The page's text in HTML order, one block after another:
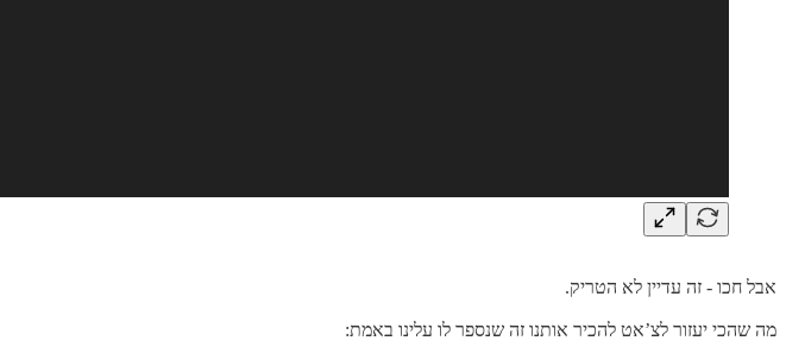
אבל חכו - זה עדיין לא הטריק.
מה שהכי יעזור לצ’אט להכיר אותנו זה שנספר לו עלינו באמת: